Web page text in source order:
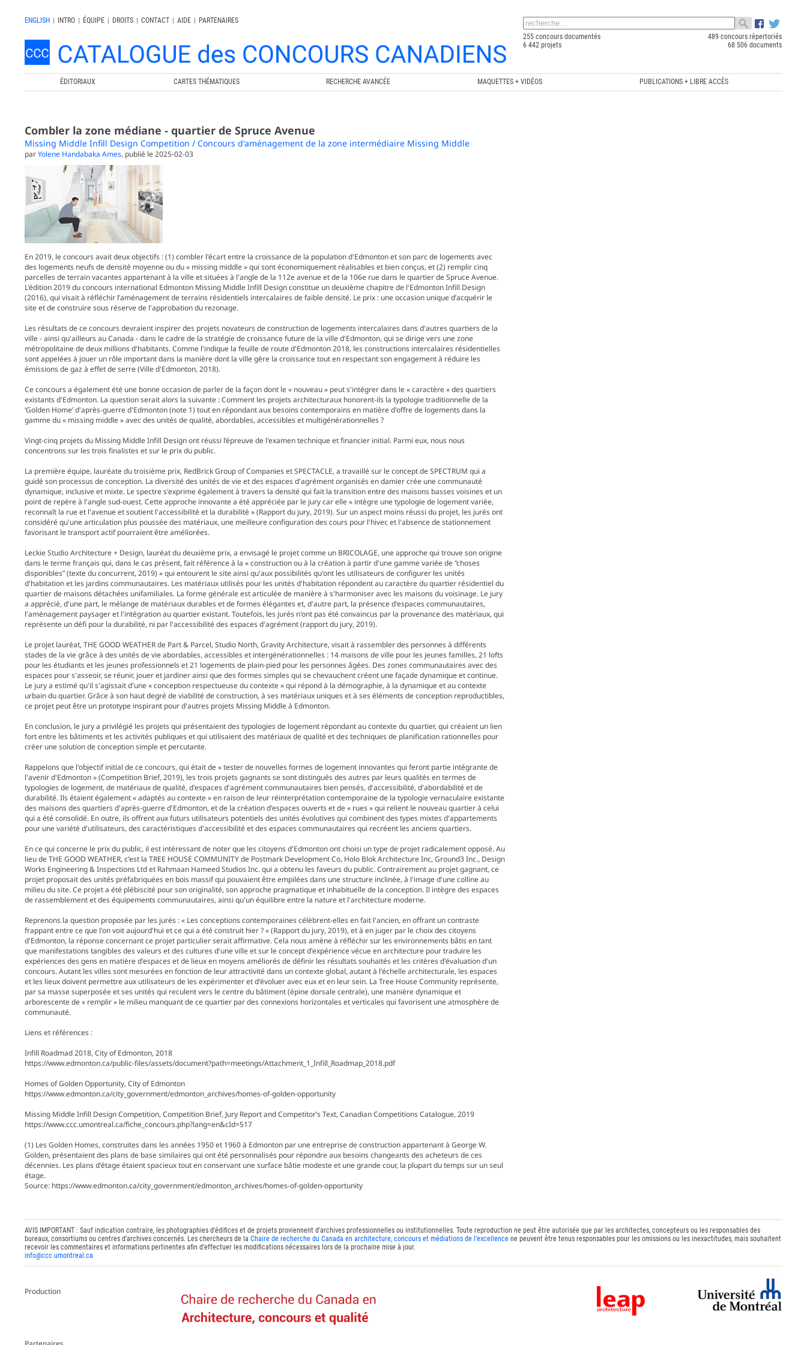
ENGLISH | INTRO | ÉQUIPE | DROITS | CONTACT | AIDE |
PARTENAIRES
255 concours documentés
489 concours répertoriés
6 442 projets
68 506 documents
ÉDITORIAUX CARTES THÉMATIQUES RECHERCHE AVANCÉE MAQUETTES + VIDÉOS PUBLICATIONS + LIBRE ACCÈS
Combler la zone médiane - quartier de Spruce Avenue
Missing Middle Infill Design Competition / Concours d'aménagement de la zone intermédiaire Missing Middle
parYolene Handabaka Ames, publié le 2025-02-03
En 2019, le concours avait deux objectifs : (1) combler l'écart entre la croissance de la population d'Edmonton et son parc de logements avec
des logements neufs de densité moyenne ou du « missing middle » qui sont économiquement réalisables et bien conçus, et (2) remplir cinq
parcelles de terrain vacantes appartenant à la ville et situées à l'angle de la 112e avenue et de la 106e rue dans le quartier de Spruce Avenue.
L'édition 2019 du concours international Edmonton Missing Middle Infill Design constitue un deuxième chapitre de l'Edmonton Infill Design
(2016), qui visait à réfléchir l’aménagement de terrains résidentiels intercalaires de faible densité. Le prix : une occasion unique d’acquérir le
site et de construire sous réserve de l'approbation du rezonage.
Les résultats de ce concours devraient inspirer des projets novateurs de construction de logements intercalaires dans d'autres quartiers de la
ville - ainsi qu'ailleurs au Canada - dans le cadre de la stratégie de croissance future de la ville d'Edmonton, qui se dirige vers une zone
métropolitaine de deux millions d'habitants. Comme l'indique la feuille de route d'Edmonton 2018, les constructions intercalaires résidentielles
sont appelées à jouer un rôle important dans la manière dont la ville gère la croissance tout en respectant son engagement à réduire les
émissions de gaz à effet de serre (Ville d'Edmonton, 2018).
Ce concours a également été une bonne occasion de parler de la façon dont le « nouveau » peut s'intégrer dans le « caractère » des quartiers
existants d'Edmonton. La question serait alors la suivante : Comment les projets architecturaux honorent-ils la typologie traditionnelle de la
‘Golden Home’ d'après-guerre d'Edmonton (note 1) tout en répondant aux besoins contemporains en matière d'offre de logements dans la
gamme du « missing middle » avec des unités de qualité, abordables, accessibles et multigénérationnelles ?
Vingt-cinq projets du Missing Middle Infill Design ont réussi l’épreuve de l'examen technique et financier initial. Parmi eux, nous nous
concentrons sur les trois finalistes et sur le prix du public.
La première équipe, lauréate du troisième prix, RedBrick Group of Companies et SPECTACLE, a travaillé sur le concept de SPECTRUM qui a
guidé son processus de conception. La diversité des unités de vie et des espaces d'agrément organisés en damier crée une communauté
dynamique, inclusive et mixte. Le spectre s'exprime également à travers la densité qui fait la transition entre des maisons basses voisines et un
point de repère à l'angle sud-ouest. Cette approche innovante a été appréciée par le jury car elle « intègre une typologie de logement variée,
reconnaît la rue et l'avenue et soutient l'accessibilité et la durabilité » (Rapport du jury, 2019). Sur un aspect moins réussi du projet, les jurés ont
considéré qu'une articulation plus poussée des matériaux, une meilleure configuration des cours pour l'hiver, et l'absence de stationnement
favorisant le transport actif pourraient être améliorées.
Leckie Studio Architecture + Design, lauréat du deuxième prix, a envisagé le projet comme un BRICOLAGE, une approche qui trouve son origine
dans le terme français qui, dans le cas présent, fait référence à la « construction ou à la création à partir d'une gamme variée de “choses
disponibles” (texte du concurrent, 2019) » qui entourent le site ainsi qu'aux possibilités qu'ont les utilisateurs de configurer les unités
d'habitation et les jardins communautaires. Les matériaux utilisés pour les unités d'habitation répondent au caractère du quartier résidentiel du
quartier de maisons détachées unifamiliales. La forme générale est articulée de manière à s'harmoniser avec les maisons du voisinage. Le jury
a apprécié, d'une part, le mélange de matériaux durables et de formes élégantes et, d'autre part, la présence d'espaces communautaires,
l'aménagement paysager et l'intégration au quartier existant. Toutefois, les jurés n'ont pas été convaincus par la provenance des matériaux, qui
représente un défi pour la durabilité, ni par l'accessibilité des espaces d'agrément (rapport du jury, 2019).
Le projet lauréat, THE GOOD WEATHER de Part & Parcel, Studio North, Gravity Architecture, visait à rassembler des personnes à différents
stades de la vie grâce à des unités de vie abordables, accessibles et intergénérationnelles : 14 maisons de ville pour les jeunes familles, 21 lofts
pour les étudiants et les jeunes professionnels et 21 logements de plain-pied pour les personnes âgées. Des zones communautaires avec des
espaces pour s'asseoir, se réunir, jouer et jardiner ainsi que des formes simples qui se chevauchent créent une façade dynamique et continue.
Le jury a estimé qu'il s'agissait d'une « conception respectueuse du contexte » qui répond à la démographie, à la dynamique et au contexte
urbain du quartier. Grâce à son haut degré de viabilité de construction, à ses matériaux uniques et à ses éléments de conception reproductibles,
ce projet peut être un prototype inspirant pour d'autres projets Missing Middle à Edmonton.
En conclusion, le jury a privilégié les projets qui présentaient des typologies de logement répondant au contexte du quartier, qui créaient un lien
fort entre les bâtiments et les activités publiques et qui utilisaient des matériaux de qualité et des techniques de planification rationnelles pour
créer une solution de conception simple et percutante.
Rappelons que l'objectif initial de ce concours, qui était de « tester de nouvelles formes de logement innovantes qui feront partie intégrante de
l'avenir d'Edmonton » (Competition Brief, 2019), les trois projets gagnants se sont distingués des autres par leurs qualités en termes de
typologies de logement, de matériaux de qualité, d'espaces d'agrément communautaires bien pensés, d'accessibilité, d'abordabilité et de
durabilité. Ils étaient également « adaptés au contexte » en raison de leur réinterprétation contemporaine de la typologie vernaculaire existante
des maisons des quartiers d'après-guerre d'Edmonton, et de la création d'espaces ouverts et de « rues » qui relient le nouveau quartier à celui
qui a été consolidé. En outre, ils offrent aux futurs utilisateurs potentiels des unités évolutives qui combinent des types mixtes d'appartements
pour une variété d'utilisateurs, des caractéristiques d'accessibilité et des espaces communautaires qui recréent les anciens quartiers.
En ce qui concerne le prix du public, il est intéressant de noter que les citoyens d'Edmonton ont choisi un type de projet radicalement opposé. Au
lieu de THE GOOD WEATHER, c'est la TREE HOUSE COMMUNITY de Postmark Development Co, Holo Blok Architecture Inc, Ground3 Inc., Design
Works Engineering & Inspections Ltd et Rahmaan Hameed Studios Inc. qui a obtenu les faveurs du public. Contrairement au projet gagnant, ce
projet proposait des unités préfabriquées en bois massif qui pouvaient être empilées dans une structure inclinée, à l'image d'une colline au
milieu du site. Ce projet a été plébiscité pour son originalité, son approche pragmatique et inhabituelle de la conception. Il intègre des espaces
de rassemblement et des équipements communautaires, ainsi qu'un équilibre entre la nature et l'architecture moderne.
Reprenons la question proposée par les jurés : « Les conceptions contemporaines célèbrent-elles en fait l'ancien, en offrant un contraste
frappant entre ce que l'on voit aujourd'hui et ce qui a été construit hier ? « (Rapport du jury, 2019), et à en juger par le choix des citoyens
d'Edmonton, la réponse concernant ce projet particulier serait affirmative. Cela nous amène à réfléchir sur les environnements bâtis en tant
que manifestations tangibles des valeurs et des cultures d'une ville et sur le concept d'expérience vécue en architecture pour traduire les
expériences des gens en matière d'espaces et de lieux en moyens améliorés de définir les résultats souhaités et les critères d'évaluation d'un
concours. Autant les villes sont mesurées en fonction de leur attractivité dans un contexte global, autant à l'échelle architecturale, les espaces
et les lieux doivent permettre aux utilisateurs de les expérimenter et d'évoluer avec eux et en leur sein. La Tree House Community représente,
par sa masse superposée et ses unités qui reculent vers le centre du bâtiment (épine dorsale centrale), une manière dynamique et
arborescente de « remplir » le milieu manquant de ce quartier par des connexions horizontales et verticales qui favorisent une atmosphère de
communauté.
Liens et références :
Infill Roadmad 2018, City of Edmonton, 2018
https://www.edmonton.ca/public-files/assets/document?path=meetings/Attachment_1_Infill_Roadmap_2018.pdf
Homes of Golden Opportunity, City of Edmonton
https://www.edmonton.ca/city_government/edmonton_archives/homes-of-golden-opportunity
Missing Middle Infill Design Competition, Competition Brief, Jury Report and Competitor’s Text, Canadian Competitions Catalogue, 2019
https://www.ccc.umontreal.ca/fiche_concours.php?lang=en&cId=517
(1) Les Golden Homes, construites dans les années 1950 et 1960 à Edmonton par une entreprise de construction appartenant à George W.
Golden, présentaient des plans de base similaires qui ont été personnalisés pour répondre aux besoins changeants des acheteurs de ces
décennies. Les plans d'étage étaient spacieux tout en conservant une surface bâtie modeste et une grande cour, la plupart du temps sur un seul
étage.
Source: https://www.edmonton.ca/city_government/edmonton_archives/homes-of-golden-opportunity
AVIS IMPORTANT : Sauf indication contraire, les photographies d'édifices et de projets proviennent d'archives professionnelles ou institutionnelles. Toute reproduction ne peut être autorisée que par les architectes, concepteurs ou les responsables des
bureaux, consortiums ou centres d'archives concernés. Les chercheurs de laChaire de recherche du Canada en architecture, concours et médiations de l'excellence ne peuvent être tenus responsables pour les omissions ou les inexactitudes, mais souhaitent
recevoir les commentaires et informations pertinentes afin d'effectuer les modifications nécessaires lors de la prochaine mise à jour.
info@ccc.umontreal.ca
Production